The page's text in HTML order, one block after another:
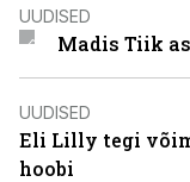
UUDISED
Madis Tiik
UUDISED
Eli Lilly tegi
hoobi